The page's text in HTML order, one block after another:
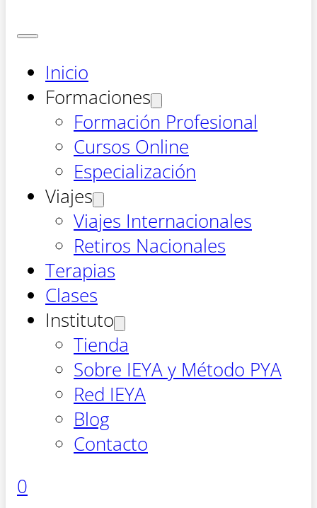
Inicio
Formaciones
Formación Profesional
Cursos Online
Especialización
Viajes
Viajes Internacionales
Retiros Nacionales
Terapias
Clases
Instituto
Tienda
Sobre IEYA y Método PYA
Red IEYA
Blog
Contacto
0